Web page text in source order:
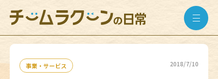
事業・サービス 2018/7/10